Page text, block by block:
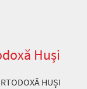
Huși
HUȘI